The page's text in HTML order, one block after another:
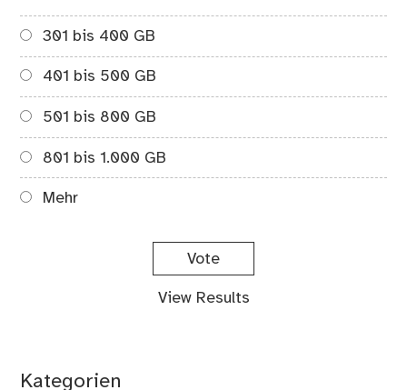
301 bis 400 GB
401 bis 500 GB
501 bis 800 GB
801 bis 1.000 GB
Mehr
View Results
Kategorien